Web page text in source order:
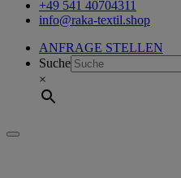
+49 541 40704311
info@raka-textil.shop
ANFRAGE STELLEN
Suche
×